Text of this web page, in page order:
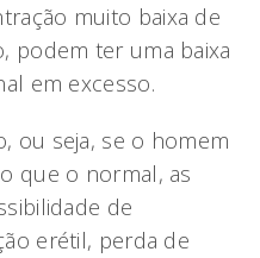
muito baixa de
podem ter uma baixa
em excesso.
ou seja, se o homem
que o normal, as
de
erétil, perda de